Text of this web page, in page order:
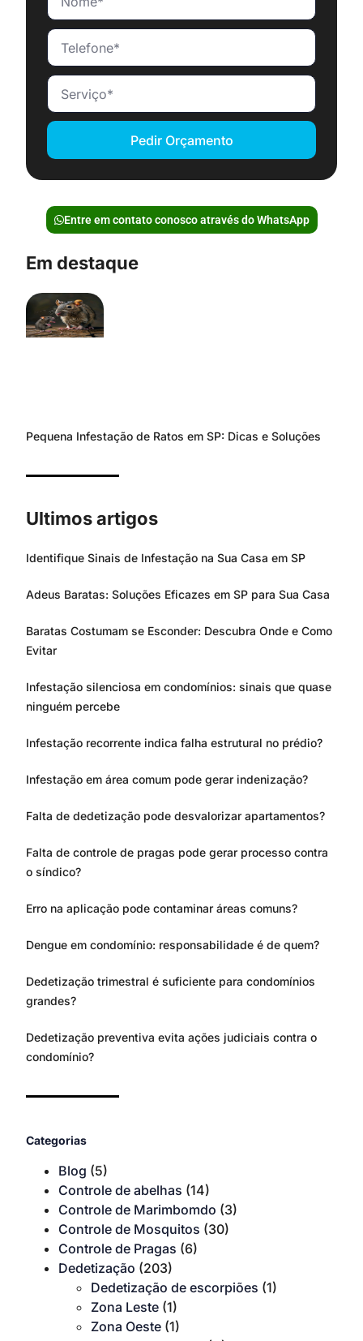
Pedir Orçamento
Entre em contato conosco através do WhatsApp
Em destaque
Pequena Infestação de Ratos em SP: Dicas e Soluções
Ultimos artigos
Identifique Sinais de Infestação na Sua Casa em SP
Adeus Baratas: Soluções Eficazes em SP para Sua Casa
Baratas Costumam se Esconder: Descubra Onde e Como
Evitar
Infestação silenciosa em condomínios: sinais que quase
ninguém percebe
Infestação recorrente indica falha estrutural no prédio?
Infestação em área comum pode gerar indenização?
Falta de dedetização pode desvalorizar apartamentos?
Falta de controle de pragas pode gerar processo contra
o síndico?
Erro na aplicação pode contaminar áreas comuns?
Dengue em condomínio: responsabilidade é de quem?
Dedetização trimestral é suficiente para condomínios
grandes?
Dedetização preventiva evita ações judiciais contra o
condomínio?
Categorias
Blog (5)
Controle de abelhas (14)
Controle de Marimbomdo (3)
Controle de Mosquitos (30)
Controle de Pragas (6)
Dedetização (203)
Dedetização de escorpiões (1)
Zona Leste (1)
Zona Oeste (1)